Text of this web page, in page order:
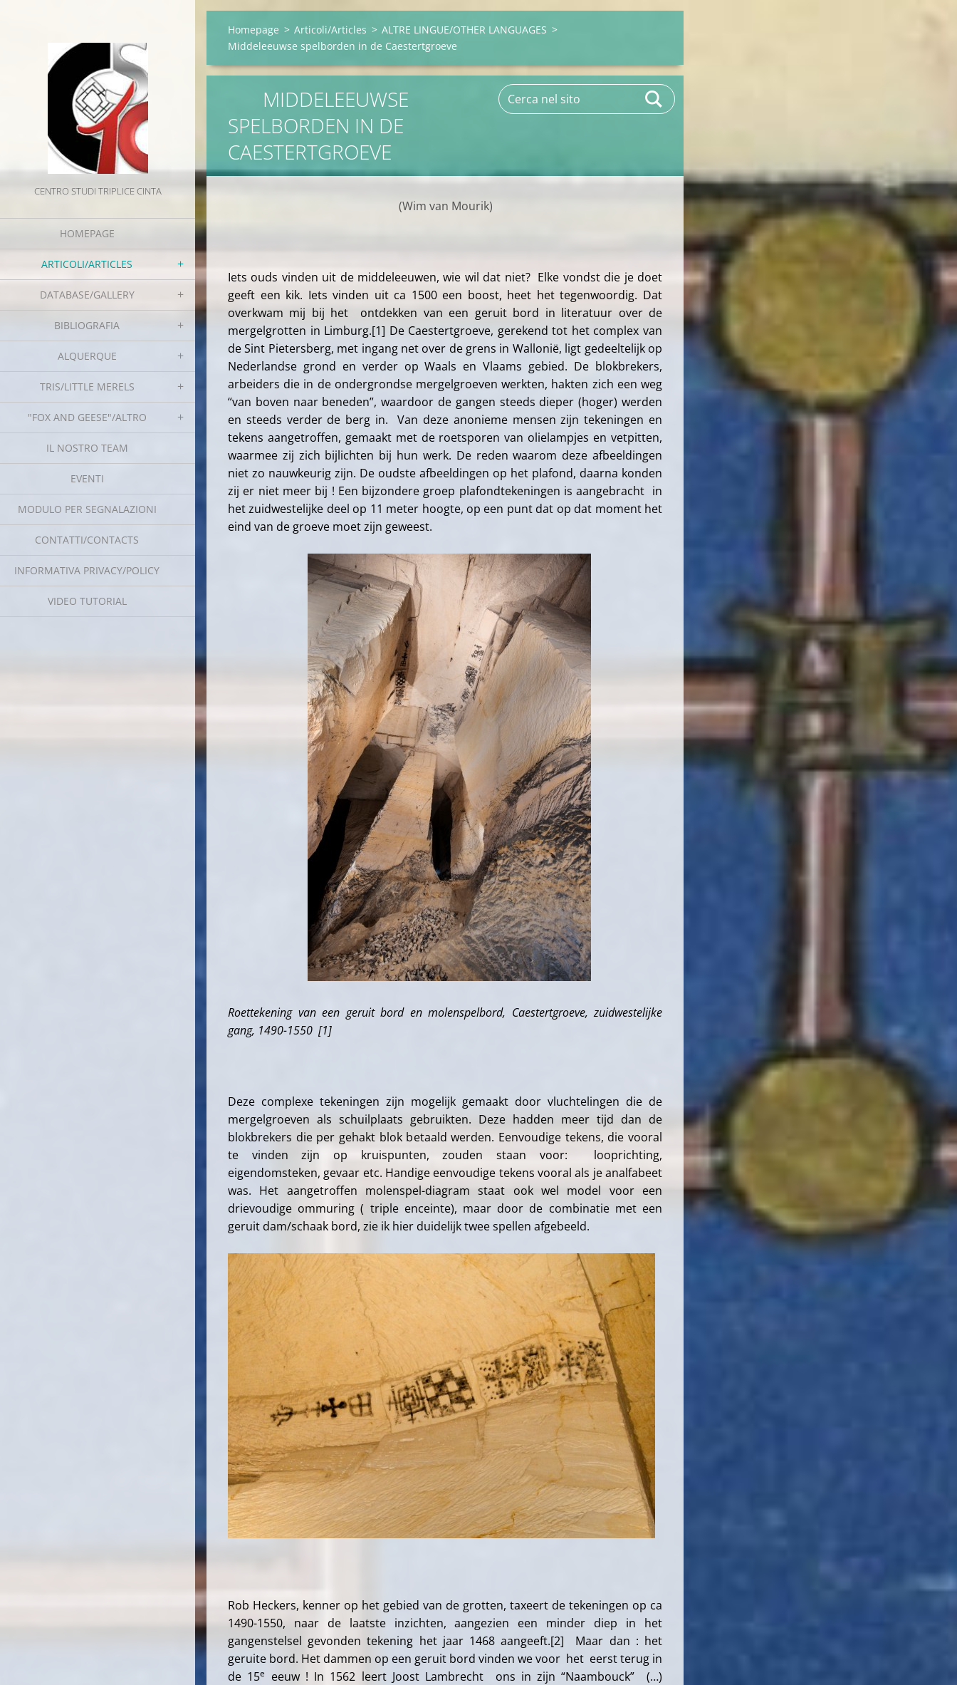
CENTRO STUDI TRIPLICE CINTA
HOMEPAGE
ARTICOLI/ARTICLES
DATABASE/GALLERY
BIBLIOGRAFIA
ALQUERQUE
TRIS/LITTLE MERELS
"FOX AND GEESE"/ALTRO
IL NOSTRO TEAM
EVENTI
MODULO PER SEGNALAZIONI
CONTATTI/CONTACTS
INFORMATIVA PRIVACY/POLICY
VIDEO TUTORIAL
Homepage > Articoli/Articles > ALTRE LINGUE/OTHER LANGUAGES >
Middeleeuwse spelborden in de Caestertgroeve
MIDDELEEUWSE
SPELBORDEN IN DE
CAESTERTGROEVE
(Wim van Mourik)
Iets ouds vinden uit de middeleeuwen, wie wil dat niet? Elke vondst die je doet
geeft een kik. Iets vinden uit ca 1500 een boost, heet het tegenwoordig. Dat
overkwam mij bij het ontdekken van een geruit bord in literatuur over de
mergelgrotten in Limburg.[1] De Caestertgroeve, gerekend tot het complex van
de Sint Pietersberg, met ingang net over de grens in Wallonië, ligt gedeeltelijk op
Nederlandse grond en verder op Waals en Vlaams gebied. De blokbrekers,
arbeiders die in de ondergrondse mergelgroeven werkten, hakten zich een weg
“van boven naar beneden”, waardoor de gangen steeds dieper (hoger) werden
en steeds verder de berg in. Van deze anonieme mensen zijn tekeningen en
tekens aangetroffen, gemaakt met de roetsporen van olielampjes en vetpitten,
waarmee zij zich bijlichten bij hun werk. De reden waarom deze afbeeldingen
niet zo nauwkeurig zijn. De oudste afbeeldingen op het plafond, daarna konden
zij er niet meer bij ! Een bijzondere groep plafondtekeningen is aangebracht in
het zuidwestelijke deel op 11 meter hoogte, op een punt dat op dat moment het
eind van de groeve moet zijn geweest.
Roettekening van een geruit bord en molenspelbord, Caestertgroeve, zuidwestelijke
gang, 1490-1550 [1]
Deze complexe tekeningen zijn mogelijk gemaakt door vluchtelingen die de
mergelgroeven als schuilplaats gebruikten. Deze hadden meer tijd dan de
blokbrekers die per gehakt blok betaald werden. Eenvoudige tekens, die vooral
te vinden zijn op kruispunten, zouden staan voor: looprichting,
eigendomsteken, gevaar etc. Handige eenvoudige tekens vooral als je analfabeet
was. Het aangetroffen molenspel-diagram staat ook wel model voor een
drievoudige ommuring ( triple enceinte), maar door de combinatie met een
geruit dam/schaak bord, zie ik hier duidelijk twee spellen afgebeeld.
Rob Heckers, kenner op het gebied van de grotten, taxeert de tekeningen op ca
1490-1550, naar de laatste inzichten, aangezien een minder diep in het
gangenstelsel gevonden tekening het jaar 1468 aangeeft.[2] Maar dan : het
geruite bord. Het dammen op een geruit bord vinden we voor het eerst terug in
de 15e
eeuw ! In 1562 leert Joost Lambrecht ons in zijn “Naambouck” (…)